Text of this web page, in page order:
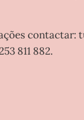
contactar:
811 882.